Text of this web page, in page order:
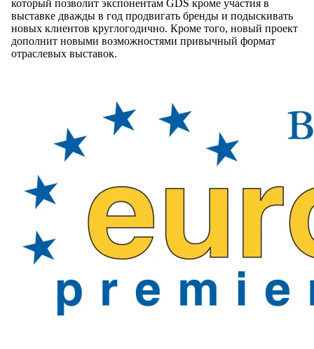
который позволит экспонентам GDS кроме участия в
выставке дважды в год продвигать бренды и подыскивать
новых клиентов круглогодично. Кроме того, новый проект
дополнит новыми возможностями привычный формат
отраслевых выставок.